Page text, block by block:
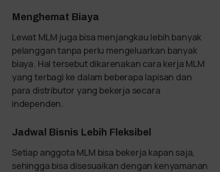
Menghemat Biaya
Lewat MLM juga bisa menjangkau lebih banyak
pelanggan tanpa perlu mengeluarkan banyak
biaya. Hal tersebut dikarenakan cara kerja MLM
yang terbagi ke dalam beberapa lapisan dan
para distributor yang bekerja secara
independen.
Jadwal Bisnis Lebih Fleksibel
Setiap anggota MLM bisa bekerja kapan saja,
sehingga bisa disesuaikan dengan kenyamanan